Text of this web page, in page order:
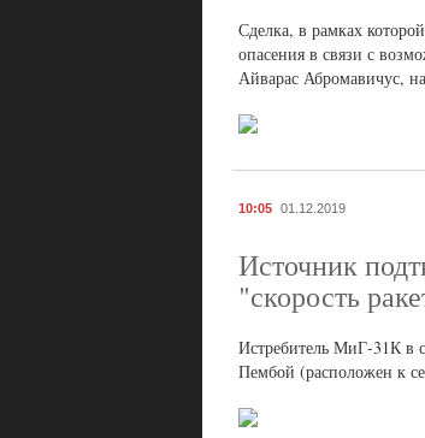
Сделка, в рамках
опасения в связи с
Айварас Абромавичус,
10:05 01.12.2019
Источник
"скорость
Истребитель МиГ-31К в
Пембой (расположен к